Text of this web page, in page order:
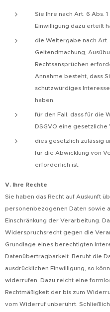
Sie Ihre nach Art. 6 Abs.
Einwilligung dazu erteilt
die Weitergabe nach Art.
Geltendmachung,
Rechtsansprüchen
Annahme besteht, dass
schutzwürdiges
haben,
für den Fall, dass für die
DSGVO eine
dies gesetzlich zulässig
für die Abwicklung von
erforderlich ist.
V. Ihre Rechte
Sie haben das Recht auf Auskunft
personenbezogenen Daten sowie
Einschränkung der Verarbeitung.
Widerspruchsrecht gegen die
Grundlage eines berechtigten
Datenübertragbarkeit. Beruht die
ausdrücklichen Einwilligung, so
widerrufen. Dazu reicht eine
Rechtmäßigkeit der bis zum
vom Widerruf unberührt.